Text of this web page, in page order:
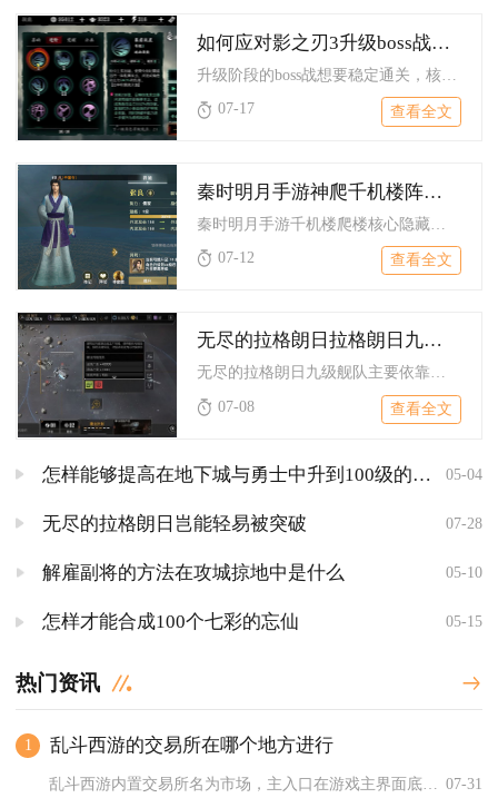
如何应对影之刃3升级boss战挑战
升级阶段的boss战想要稳定通关，核心思路是战前成型配套输出...
07-17
查看全文
秦时明月手游神爬千机楼阵容有哪些隐藏技巧
07-12
查看全文
无尽的拉格朗日拉格朗日九级舰队的获得途径有哪些
无尽的拉格朗日九级舰队主要依靠基地中枢升级解锁建造权限、舰船...
07-08
查看全文
怎样能够提高在地下城与勇士中升到100级的速度 05-04
无尽的拉格朗日岂能轻易被突破 07-28
解雇副将的方法在攻城掠地中是什么 05-10
怎样才能合成100个七彩的忘仙 05-15
热门资讯
1 乱斗西游的交易所在哪个地方进行
乱斗西游内置交易所名为市场，主入口在游戏主界面底部功能栏，角... 07-31